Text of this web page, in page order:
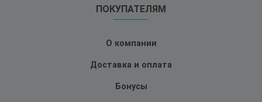
ПОКУПАТЕЛЯМ
О компании
Доставка и оплата
Бонусы